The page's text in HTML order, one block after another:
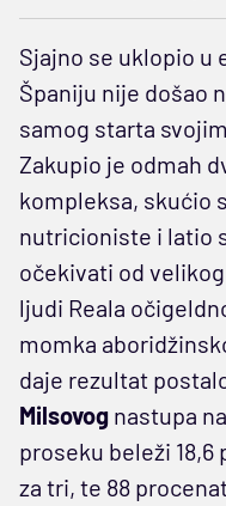
Sjajno se uklopio u
Španiju nije došao
samog starta
Zakupio je odmah
kompleksa, skućio
nutricioniste i latio
očekivati od
ljudi Reala
momka
daje rezultat
Milsovog nastupa
proseku beleži
za tri, te 88